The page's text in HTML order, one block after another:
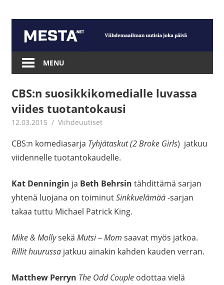
content
Mesta.net
MENU
CBS:n suosikkikomedialle luvassa
viides tuotantokausi
12.03.2015 mestanet
Viihdeuutiset
CBS:n komediasarja Tyhjätaskut (2 Broke Girls) jatkuu
viidennelle tuotantokaudelle.
Kat Denningin ja Beth Behrsin tähdittämä sarjan
yhtenä luojana on toiminutSinkkuelämää-sarjan
takaa tuttu Michael Patrick King.
Mike & Mollysekä Mutsi–Mom saavat myös jatkoa.
Rillit huurussajatkuu ainakin kahden kauden verran.
Matthew Perryn The Odd Coupleodottaa vielä